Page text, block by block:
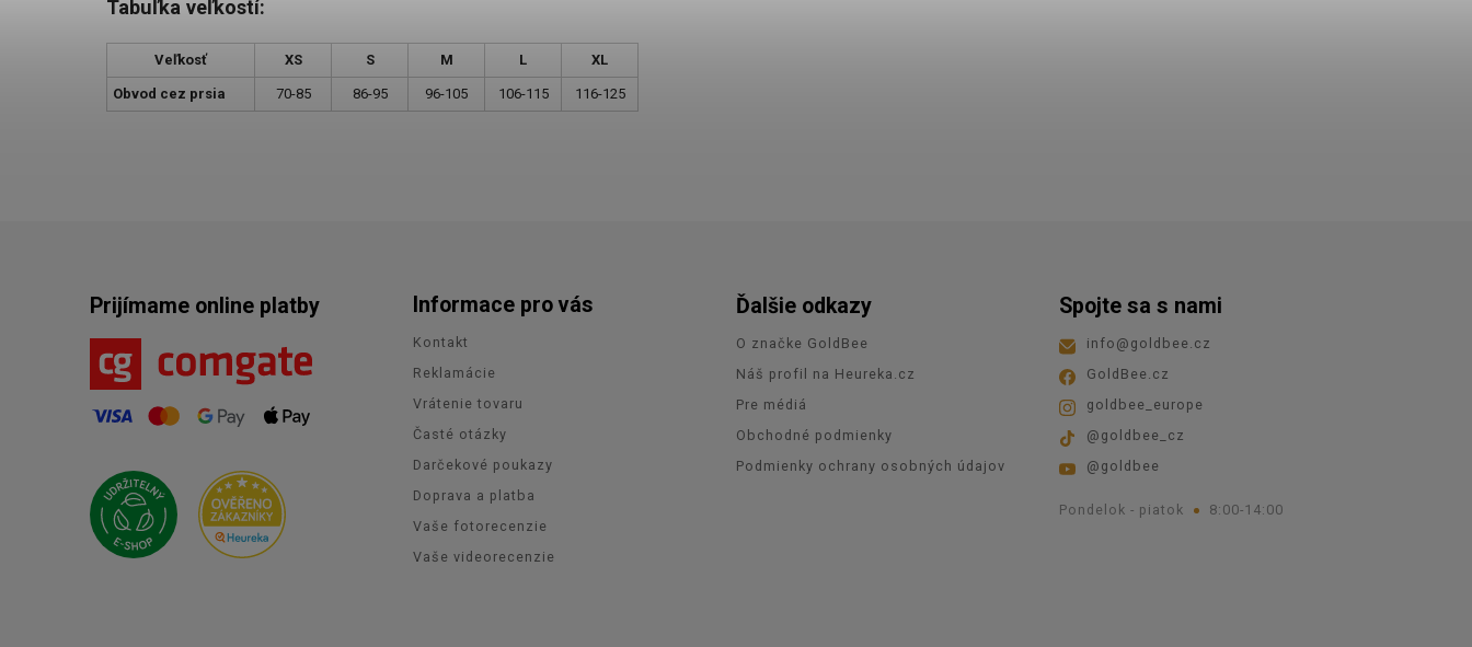
Tabuľka veľkostí:
Veľkosť XS S M L XL
Obvod cez prsia 70-85 86-95 96-105 106-115 116-125
Prijímame online platby Informace pro vás
Kontakt
Reklamácie
Vrátenie tovaru
Časté otázky
Darčekové poukazy
Doprava a platba
Vaše fotorecenzie
Vaše videorecenzie
Ďalšie odkazy
O značke GoldBee
Náš profil na Heureka.cz
Pre médiá
Obchodné podmienky
Podmienky ochrany osobných údajov
Spojte sa s nami
info @ goldbee.cz
GoldBee.cz
goldbee_europe
@goldbee_cz
@goldbee
Pondelok - piatok 8:00-14:00